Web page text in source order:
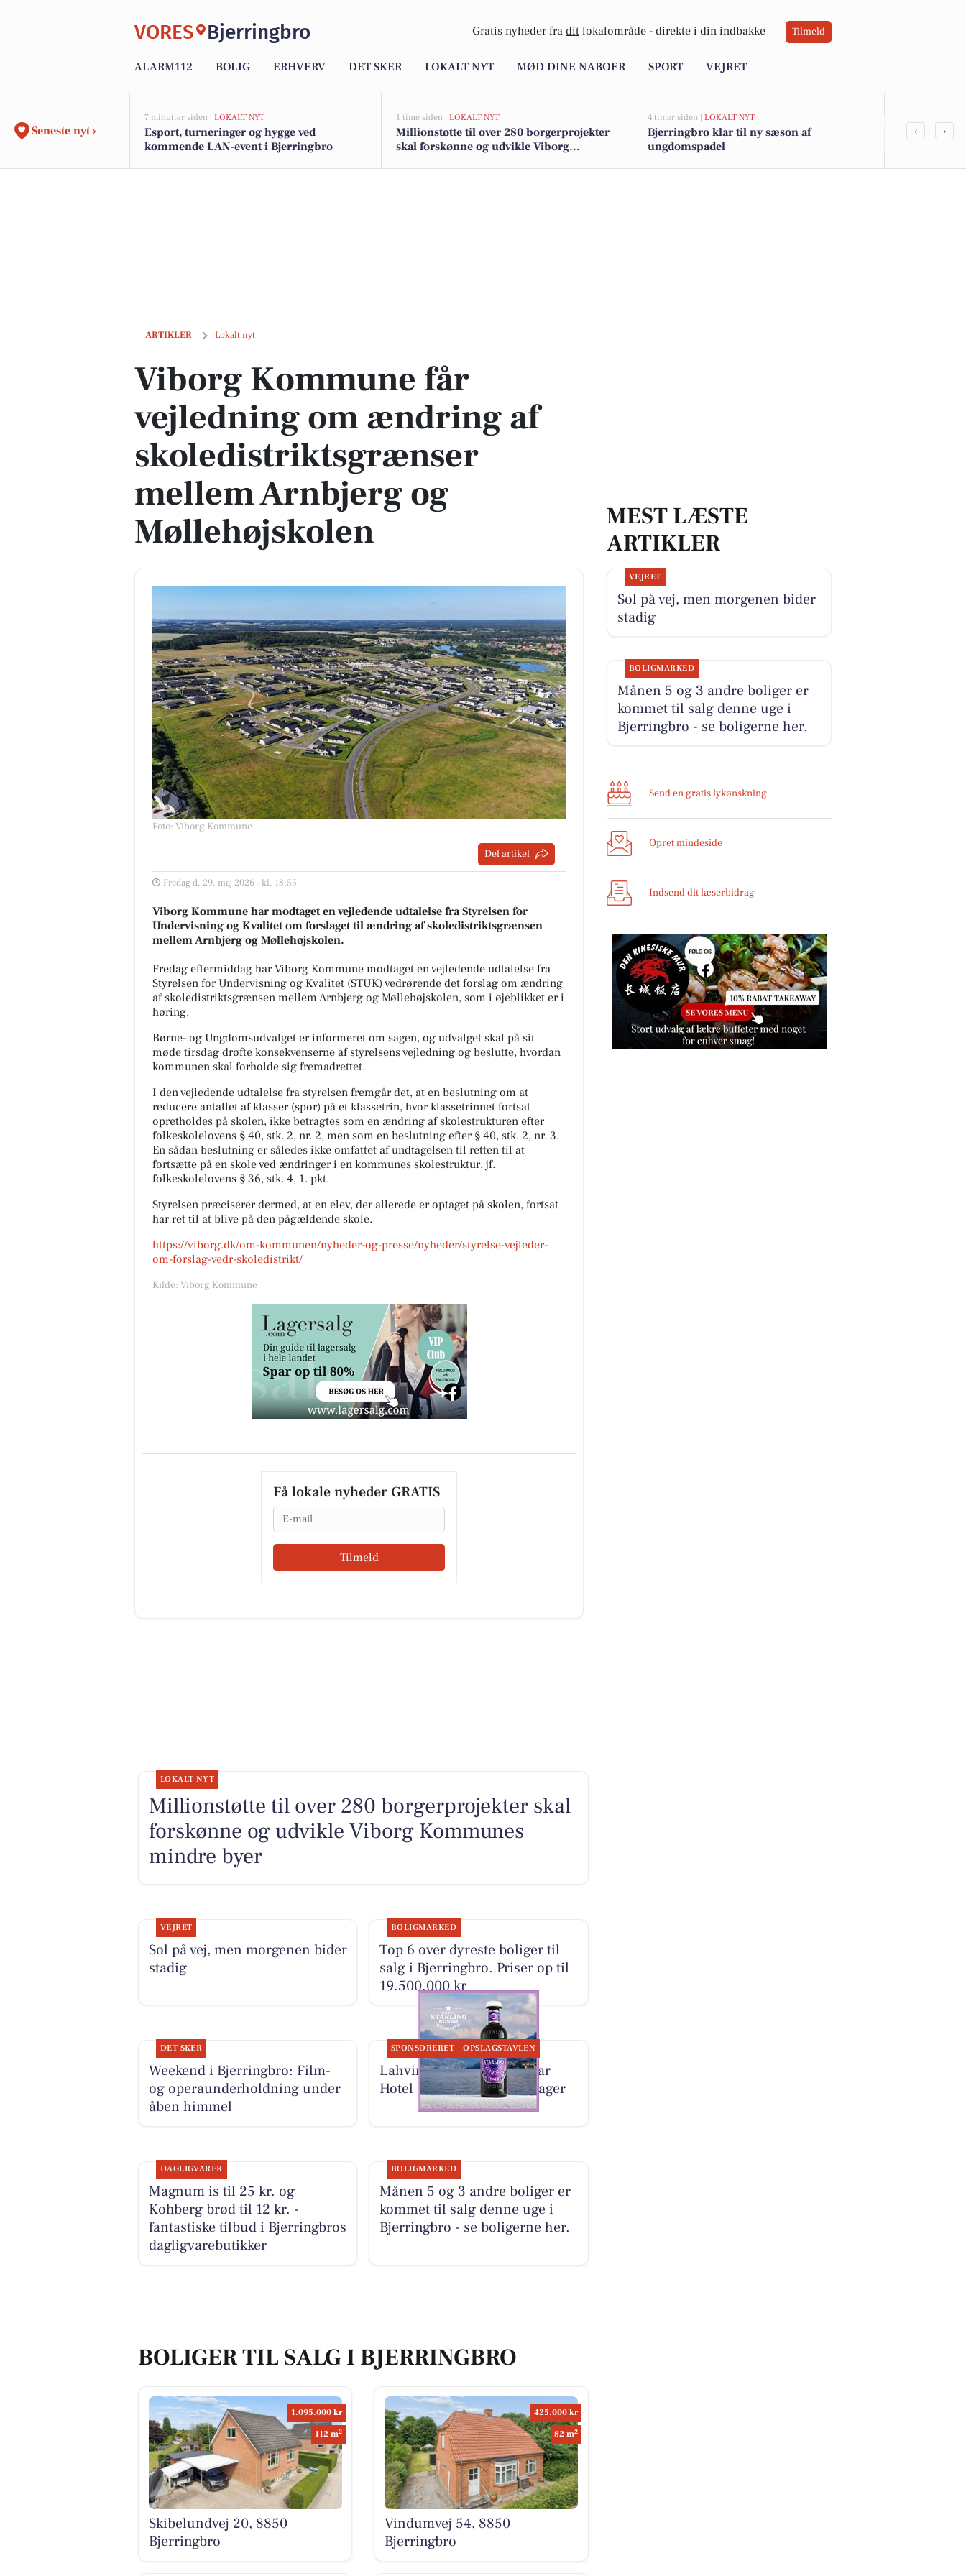
VORES Bjerringbro Gratis nyheder fra dit lokalområde - direkte i din indbakke Tilmeld
ALARM112 BOLIG ERHVERV DET SKER LOKALT NYT MØD DINE NABOER SPORT VEJRET
Seneste nyt ›
7 minutter siden | LOKALT NYT
Esport, turneringer og hygge ved
kommende LAN-event i Bjerringbro
1 time siden | LOKALT NYT
Millionstøtte til over 280 borgerprojekter
skal forskønne og udvikle Viborg
4 timer siden | LOKALT NYT
Bjerringbro klar til ny sæson af
ungdomspadel
‹ ›
ARTIKLER Lokalt nyt
Viborg Kommune får vejledning om ændring af skoledistriktsgrænser mellem Arnbjerg og Møllehøjskolen
Viborg Kommune får
vejledning om ændring af
skoledistriktsgrænser
mellem Arnbjerg og
Møllehøjskolen
Foto: Viborg Kommune.
Del artikel
Fredag d. 29. maj 2026 - kl. 18:55
Viborg Kommune har modtaget en vejledende udtalelse fra Styrelsen for
Undervisning og Kvalitet om forslaget til ændring af skoledistriktsgrænsen
mellem Arnbjerg og Møllehøjskolen.
Fredag eftermiddag har Viborg Kommune modtaget en vejledende udtalelse fra
Styrelsen for Undervisning og Kvalitet (STUK) vedrørende det forslag om ændring
af skoledistriktsgrænsen mellem Arnbjerg og Møllehøjskolen, som i øjeblikket er i
høring.
Børne- og Ungdomsudvalget er informeret om sagen, og udvalget skal på sit
møde tirsdag drøfte konsekvenserne af styrelsens vejledning og beslutte, hvordan
kommunen skal forholde sig fremadrettet.
I den vejledende udtalelse fra styrelsen fremgår det, at en beslutning om at
reducere antallet af klasser (spor) på et klassetrin, hvor klassetrinnet fortsat
opretholdes på skolen, ikke betragtes som en ændring af skolestrukturen efter
folkeskolelovens § 40, stk. 2, nr. 2, men som en beslutning efter § 40, stk. 2, nr. 3.
En sådan beslutning er således ikke omfattet af undtagelsen til retten til at
fortsætte på en skole ved ændringer i en kommunes skolestruktur, jf.
folkeskolelovens § 36, stk. 4, 1. pkt.
Styrelsen præciserer dermed, at en elev, der allerede er optaget på skolen, fortsat
har ret til at blive på den pågældende skole.
https://viborg.dk/om-kommunen/nyheder-og-presse/nyheder/styrelse-vejleder-
om-forslag-vedr-skoledistrikt/
Kilde: Viborg Kommune
Få lokale nyheder GRATIS
Email
Tilmeld
MEST LÆSTE
ARTIKLER
VEJRET
Sol på vej, men morgenen bider
stadig
BOLIGMARKED
Månen 5 og 3 andre boliger er
kommet til salg denne uge i
Bjerringbro - se boligerne her.
Send en gratis lykønskning
Opret mindeside
Indsend dit læserbidrag
LOKALT NYT
Millionstøtte til over 280 borgerprojekter skal
forskønne og udvikle Viborg Kommunes
mindre byer
VEJRET
Sol på vej, men morgenen bider
stadig
BOLIGMARKED
Top 6 over dyreste boliger til
salg i Bjerringbro. Priser op til
19.500.000 kr
DET SKER
Weekend i Bjerringbro: Film-
og operaunderholdning under
åben himmel
SPONSORERET OPSLAGSTAVLEN
Lahvino Wine & Spirits har
Hotel Starlino tilbage på lager
DAGLIGVARER
Magnum is til 25 kr. og
Kohberg brød til 12 kr. -
fantastiske tilbud i Bjerringbros
dagligvarebutikker
BOLIGMARKED
Månen 5 og 3 andre boliger er
kommet til salg denne uge i
Bjerringbro - se boligerne her.
BOLIGER TIL SALG I BJERRINGBRO
1.095.000 kr
112 m2
Skibelundvej 20, 8850
Bjerringbro
425.000 kr
82 m2
Vindumvej 54, 8850
Bjerringbro